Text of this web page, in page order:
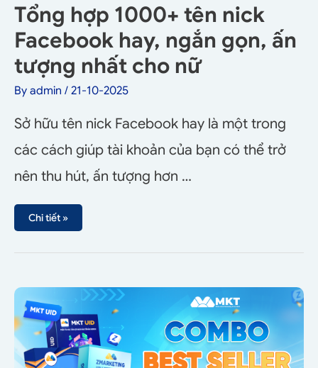
Tổng hợp 1000+ tên nick
Facebook hay, ngắn gọn, ấn
tượng nhất cho nữ
By admin / 21-10-2025
Sở hữu tên nick Facebook hay là một trong
các cách giúp tài khoản của bạn có thể trở
nên thu hút, ấn tượng hơn …
Chi tiết »